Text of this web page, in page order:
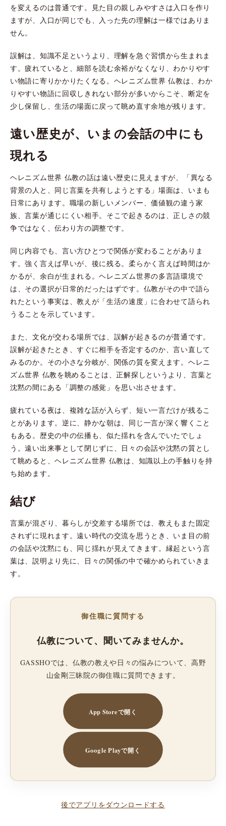
を変えるのは普通です。見た目の親しみやすさは入口を作り
ますが、入口が同じでも、入った先の理解は一様ではありま
せん。
誤解は、知識不足というより、理解を急ぐ習慣から生まれま
す。疲れていると、細部を読む余裕がなくなり、わかりやす
い物語に寄りかかりたくなる。ヘレニズム世界 仏教は、わか
りやすい物語に回収しきれない部分が多いからこそ、断定を
少し保留し、生活の場面に戻って眺め直す余地が残ります。
遠い歴史が、いまの会話の中にも
現れる
ヘレニズム世界 仏教の話は遠い歴史に見えますが、「異なる
背景の人と、同じ言葉を共有しようとする」場面は、いまも
日常にあります。職場の新しいメンバー、価値観の違う家
族、言葉が通じにくい相手。そこで起きるのは、正しさの競
争ではなく、伝わり方の調整です。
同じ内容でも、言い方ひとつで関係が変わることがありま
す。強く言えば早いが、後に残る。柔らかく言えば時間はか
かるが、余白が生まれる。ヘレニズム世界の多言語環境で
は、その選択が日常的だったはずです。仏教がその中で語ら
れたという事実は、教えが「生活の速度」に合わせて語られ
うることを示しています。
また、文化が交わる場所では、誤解が起きるのが普通です。
誤解が起きたとき、すぐに相手を否定するのか、言い直して
みるのか。その小さな分岐が、関係の質を変えます。ヘレニ
ズム世界 仏教を眺めることは、正解探しというより、言葉と
沈黙の間にある「調整の感覚」を思い出させます。
疲れている夜は、複雑な話が入らず、短い一言だけが残るこ
とがあります。逆に、静かな朝は、同じ一言が深く響くこと
もある。歴史の中の伝播も、似た揺れを含んでいたでしょ
う。遠い出来事として閉じずに、日々の会話や沈黙の質とし
て眺めると、ヘレニズム世界 仏教は、知識以上の手触りを持
ち始めます。
結び
言葉が混ざり、暮らしが交差する場所では、教えもまた固定
されずに現れます。遠い時代の交流を思うとき、いま目の前
の会話や沈黙にも、同じ揺れが見えてきます。縁起という言
葉は、説明より先に、日々の関係の中で確かめられていきま
す。
御住職に質問する
仏教について、聞いてみませんか。
GASSHOでは、仏教の教えや日々の悩みについて、高野
山金剛三昧院の御住職に質問できます。
App Storeで開く
Google Playで開く
後でアプリをダウンロードする